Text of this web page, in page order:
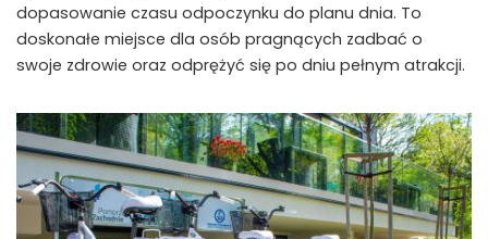
dopasowanie czasu odpoczynku do planu dnia. To
doskonałe miejsce dla osób pragnących zadbać o
swoje zdrowie oraz odprężyć się po dniu pełnym atrakcji.